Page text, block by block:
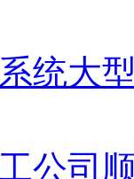
统大
公司